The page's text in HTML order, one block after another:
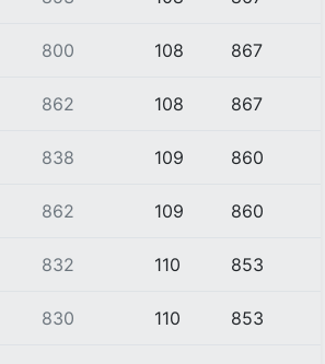
800 108 867
862 108 867
838 109 860
862 109 860
832 110 853
830 110 853